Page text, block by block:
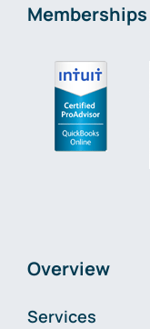
Memberships
Overview
Services